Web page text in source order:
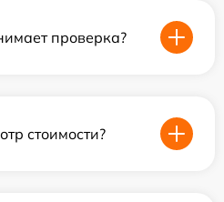
проверка?
стоимости?